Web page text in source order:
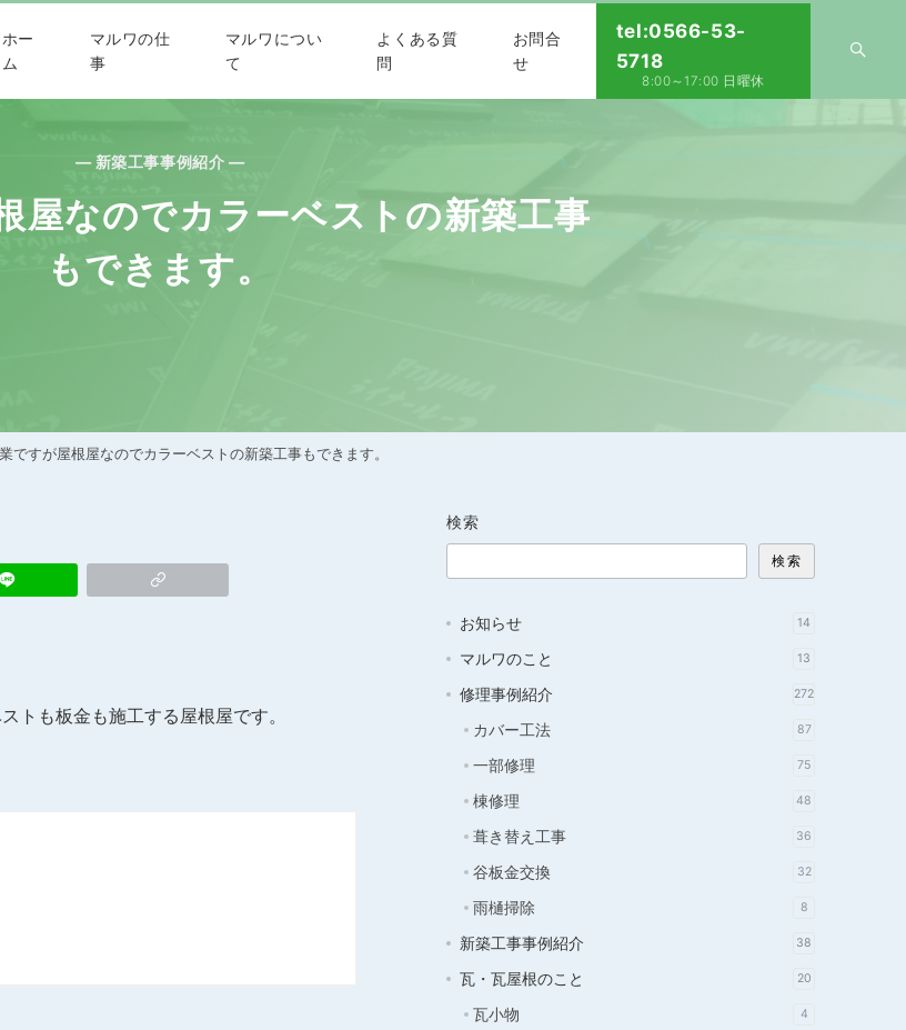
ホー
ム
マルワの仕
事
マルワについ
て
よくある質
問
お問合
せ
tel:0566-53-
5718
8:00～17:00 日曜休
— 新築工事事例紹介 —
屋なのでカラーベストの新築工事
もできます。
ですが屋根屋なのでカラーベストの新築工事もできます。
トも板金も施工する屋根屋です。
検索
検索
お知らせ 14
マルワのこと 13
修理事例紹介 272
カバー工法 87
一部修理 75
棟修理 48
葺き替え工事 36
谷板金交換 32
雨樋掃除 8
新築工事事例紹介 38
瓦・瓦屋根のこと 20
瓦小物 4